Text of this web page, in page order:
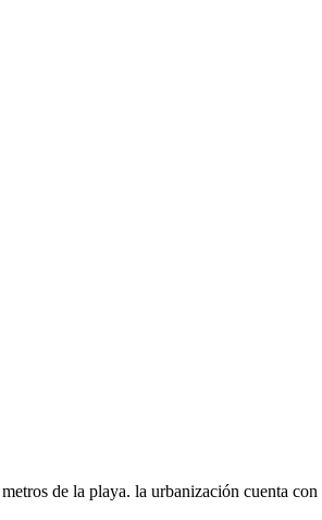
de la playa. la urbanización cuenta